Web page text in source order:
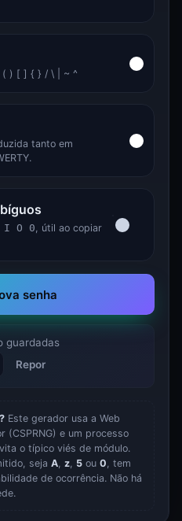
( ) [ ] { } / \ | ~ ^
tanto em
O 0, útil ao copiar
senha
guardadas
Repor
Este gerador usa a Web
(CSPRNG) e um processo
o típico viés de módulo.
seja A, z, 5 ou 0, tem
de ocorrência. Não há